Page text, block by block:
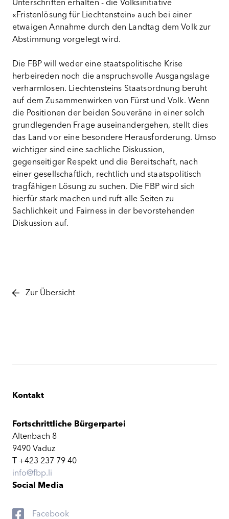
Unterschriften erhalten - die Volksinitiative
«Fristenlösung für Liechtenstein» auch bei einer
etwaigen Annahme durch den Landtag dem Volk zur
Abstimmung vorgelegt wird.
Die FBP will weder eine staatspolitische Krise
herbeireden noch die anspruchsvolle Ausgangslage
verharmlosen. Liechtensteins Staatsordnung beruht
auf dem Zusammenwirken von Fürst und Volk. Wenn
die Positionen der beiden Souveräne in einer solch
grundlegenden Frage auseinandergehen, stellt dies
das Land vor eine besondere Herausforderung. Umso
wichtiger sind eine sachliche Diskussion,
gegenseitiger Respekt und die Bereitschaft, nach
einer gesellschaftlich, rechtlich und staatspolitisch
tragfähigen Lösung zu suchen. Die FBP wird sich
hierfür stark machen und ruft alle Seiten zu
Sachlichkeit und Fairness in der bevorstehenden
Diskussion auf.
Zur Übersicht
Kontakt
Fortschrittliche Bürgerpartei
Altenbach 8
9490 Vaduz
T +423 237 79 40
info@fbp.li
Social Media
Facebook